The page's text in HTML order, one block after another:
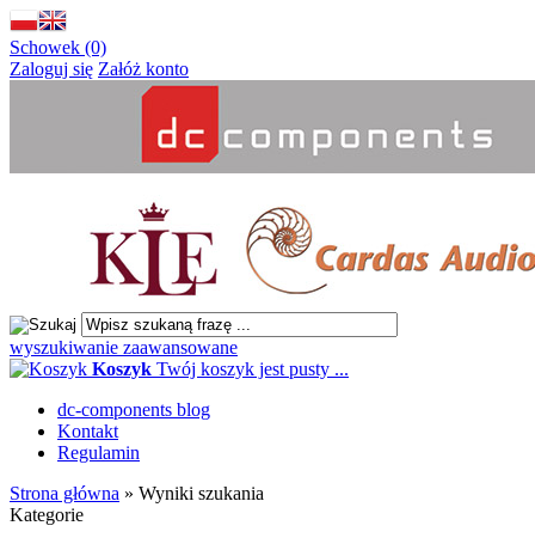
Schowek (0)
Zaloguj się Załóż konto
wyszukiwanie zaawansowane
Koszyk Twój koszyk jest pusty ...
dc-components blog
Kontakt
Regulamin
Strona główna » Wyniki szukania
Kategorie